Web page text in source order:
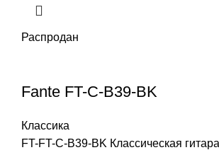
Распродан
Fante FT-C-B39-BK
Классика
FT-FT-C-B39-BK Классическая